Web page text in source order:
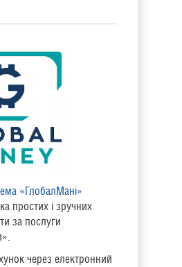
«ГлобалМані»
простих і зручних
за послуги
через електронний